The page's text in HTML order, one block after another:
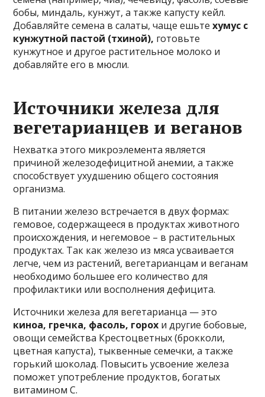
бобы, миндаль, кунжут, а также капусту кейл.
Добавляйте семена в салаты, чаще ешьтехумус с
кунжутной пастой (тхиной), готовьте
кунжутное и другое растительное молоко и
добавляйте его в мюсли.
Источники железа для
вегетарианцев и веганов
Нехватка этого микроэлемента является
причиной железодефицитной анемии, а также
способствует ухудшению общего состояния
организма.
В питании железо встречается в двух формах:
гемовое, содержащееся в продуктах животного
происхождения, и негемовое – в растительных
продуктах. Так как железо из мяса усваивается
легче, чем из растений, вегетарианцам и веганам
необходимо большее его количество для
профилактики или восполнения дефицита.
Источники железа для вегетарианца — это
киноа, гречка, фасоль, горох и другие бобовые,
овощи семейства Крестоцветных (брокколи,
цветная капуста), тыквенные семечки, а также
горький шоколад. Повысить усвоение железа
поможет употребление продуктов, богатых
витамином С.